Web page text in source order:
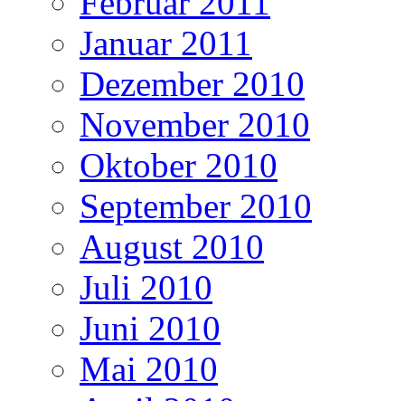
Januar 2011
Dezember 2010
November 2010
Oktober 2010
September 2010
August 2010
Juli 2010
Juni 2010
Mai 2010